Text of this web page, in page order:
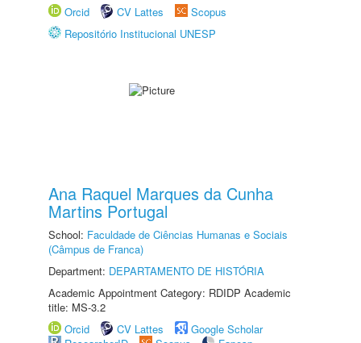
Orcid
CV Lattes
Scopus
Repositório Institucional UNESP
Ana Raquel Marques da Cunha
Martins Portugal
School: Faculdade de Ciências Humanas e Sociais
(Câmpus de Franca)
Department: DEPARTAMENTO DE HISTÓRIA
Academic Appointment Category: RDIDP Academic
title: MS-3.2
Orcid
CV Lattes
Google Scholar